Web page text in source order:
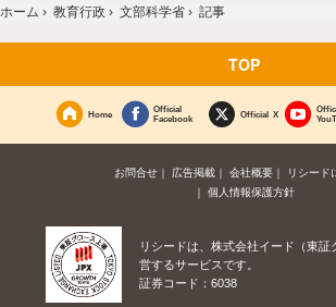
ホーム › 教育行政 › 文部科学省 › 記事
TOP
Home
Official
Facebook
Official X
お問合せ 広告掲載 会社概要
リシード
個人情報保護方針
リシードは、株式会社イード（東証
営するサービスです。
証券コード：6038